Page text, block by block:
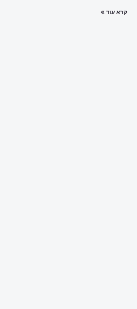
קרא עוד »